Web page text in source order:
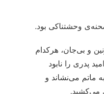
وحشتناکی بود.
و بی‌جان، هرکدام
پدری را نابود
ماتم می‌نشاند و
می‌کشید.